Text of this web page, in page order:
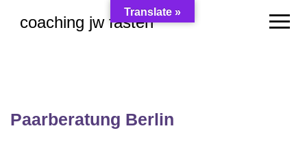
coaching jw fasten
Paarberatung Berlin
Translate »